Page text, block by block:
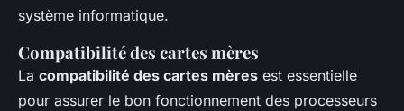
système informatique.
Compatibilité des cartes mères
La compatibilité des cartes mères est essentielle
pour assurer le bon fonctionnement des processeurs